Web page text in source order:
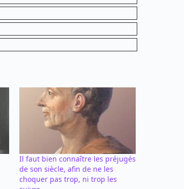
Il faut bien connaître les préjugés
de son siècle, afin de ne les
choquer pas trop, ni trop les